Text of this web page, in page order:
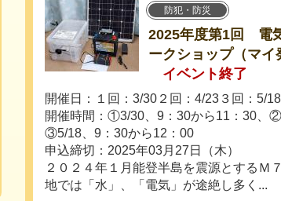
防犯・防災
2025年度第1回 電
ークショップ（マイ
イベント終了
開催日：１回：3/30２回：4/23３回：5/
開催時間：①3/30、9：30から11：30、
③5/18、9：30から12：00
申込締切：2025年03月27日（木）
２０２４年１月能登半島を震源とするＭ
地では「水」、「電気」が途絶し多く...